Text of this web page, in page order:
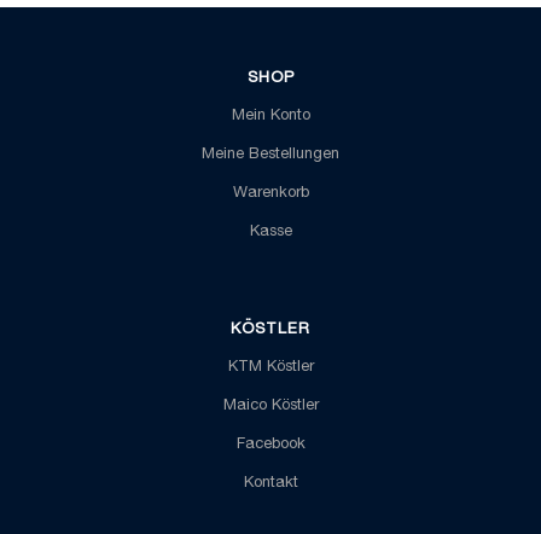
SHOP
Mein Konto
Meine Bestellungen
Warenkorb
Kasse
KÖSTLER
KTM Köstler
Maico Köstler
Facebook
Kontakt